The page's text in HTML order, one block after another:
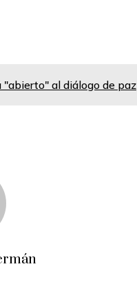
al diálogo de paz